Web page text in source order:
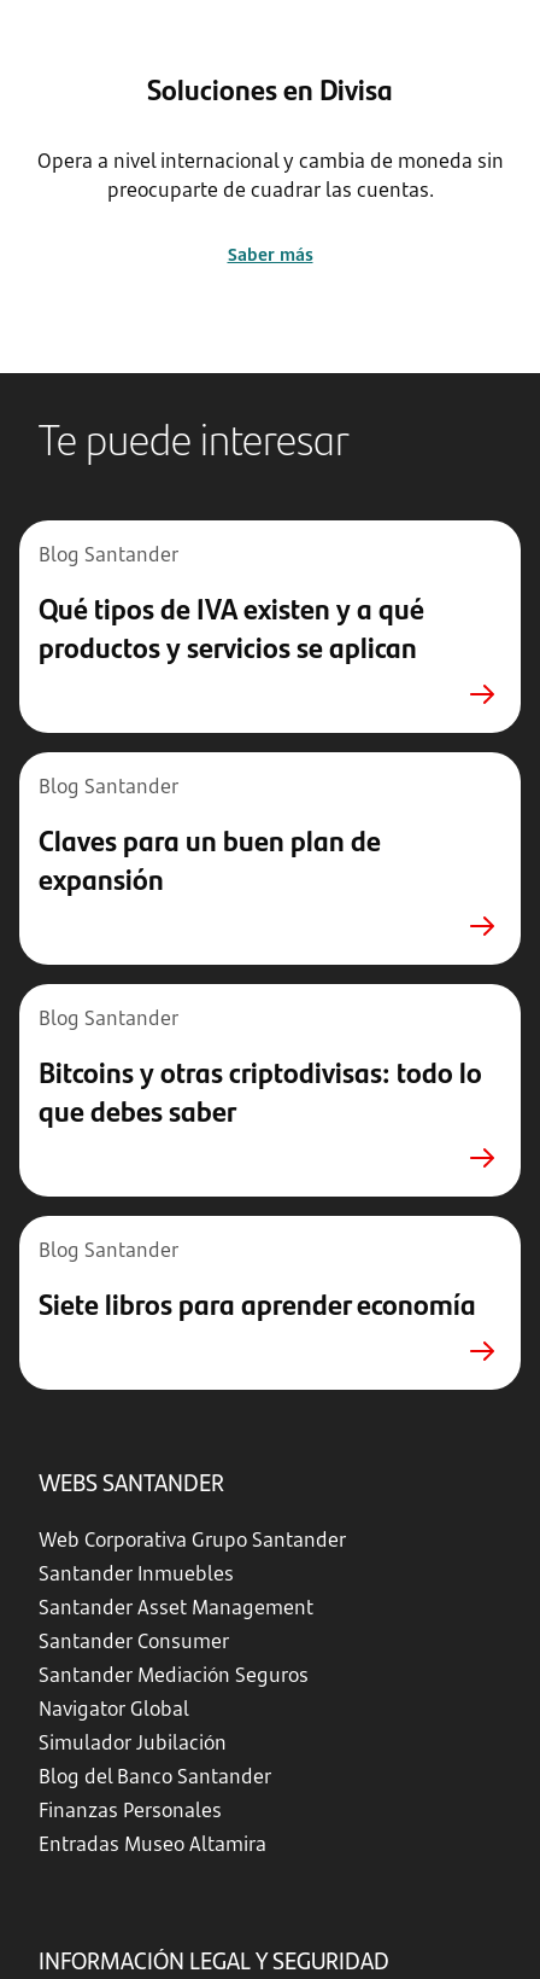
Soluciones en Divisa
Opera a nivel internacional y cambia de moneda sin
preocuparte de cuadrar las cuentas.
Saber más
Te puede interesar
Blog Santander
Qué tipos de IVA existen y a qué
productos y servicios se aplican
Blog Santander
Claves para un buen plan de
expansión
Blog Santander
Bitcoins y otras criptodivisas: todo lo
que debes saber
Blog Santander
Siete libros para aprender economía
WEBS SANTANDER
Web Corporativa Grupo Santander
Santander Inmuebles
Santander Asset Management
Santander Consumer
Santander Mediación Seguros
Navigator Global
Simulador Jubilación
Blog del Banco Santander
Finanzas Personales
Entradas Museo Altamira
INFORMACIÓN LEGAL Y SEGURIDAD